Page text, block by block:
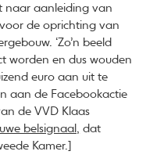
naar aanleiding van
de oprichting van
‘Zo’n beeld
worden en dus wouden
euro aan uit te
aan de Facebookactie
de VVD Klaas
belsignaal,
dat
Kamer.]